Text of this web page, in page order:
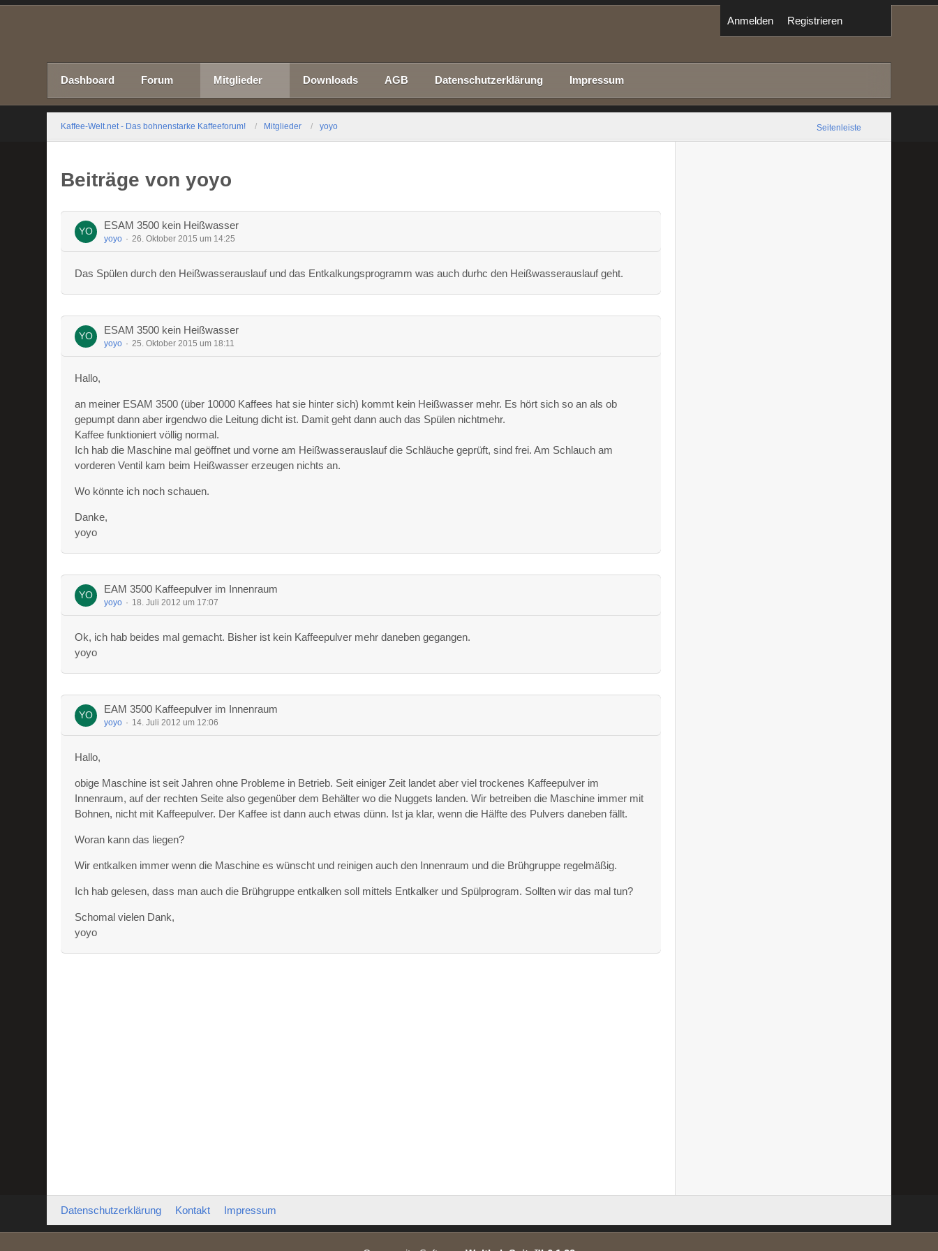
Anmelden Registrieren
Dashboard Forum Mitglieder Downloads AGB Datenschutzerklärung Impressum
Kaffee-Welt.net - Das bohnenstarke Kaffeeforum! Mitglieder yoyo Seitenleiste
Beiträge von yoyo
ESAM 3500 kein Heißwasser
yoyo 26. Oktober 2015 um 14:25
Das Spülen durch den Heißwasserauslauf und das Entkalkungsprogramm was auch durhc den Heißwasserauslauf geht.
ESAM 3500 kein Heißwasser
yoyo 25. Oktober 2015 um 18:11
Hallo,
an meiner ESAM 3500 (über 10000 Kaffees hat sie hinter sich) kommt kein Heißwasser mehr. Es hört sich so an als ob
gepumpt dann aber irgendwo die Leitung dicht ist. Damit geht dann auch das Spülen nichtmehr.
Kaffee funktioniert völlig normal.
Ich hab die Maschine mal geöffnet und vorne am Heißwasserauslauf die Schläuche geprüft, sind frei. Am Schlauch am
vorderen Ventil kam beim Heißwasser erzeugen nichts an.
Wo könnte ich noch schauen.
Danke,
yoyo
EAM 3500 Kaffeepulver im Innenraum
yoyo 18. Juli 2012 um 17:07
Ok, ich hab beides mal gemacht. Bisher ist kein Kaffeepulver mehr daneben gegangen.
yoyo
EAM 3500 Kaffeepulver im Innenraum
yoyo 14. Juli 2012 um 12:06
Hallo,
obige Maschine ist seit Jahren ohne Probleme in Betrieb. Seit einiger Zeit landet aber viel trockenes Kaffeepulver im
Innenraum, auf der rechten Seite also gegenüber dem Behälter wo die Nuggets landen. Wir betreiben die Maschine immer mit
Bohnen, nicht mit Kaffeepulver. Der Kaffee ist dann auch etwas dünn. Ist ja klar, wenn die Hälfte des Pulvers daneben fällt.
Woran kann das liegen?
Wir entkalken immer wenn die Maschine es wünscht und reinigen auch den Innenraum und die Brühgruppe regelmäßig.
Ich hab gelesen, dass man auch die Brühgruppe entkalken soll mittels Entkalker und Spülprogram. Sollten wir das mal tun?
Schomal vielen Dank,
yoyo
Datenschutzerklärung Kontakt Impressum